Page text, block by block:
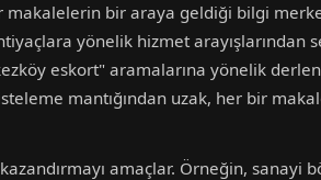
bir araya geldiği bilgi
yönelik hizmet arayışlarından
eskort" aramalarına yönelik
mantığından uzak, her bir
kazandırmayı amaçlar. Örneğin,